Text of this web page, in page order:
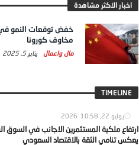
اخبار الاكثر مشاهدة
خفض توقعات النمو
مخاوف كورونا
مال واعمال يناير 5, 2025
TIMELINE
يوليو 22, 2026 10:58
ارتفاع ملكية المستثمرين الاجانب في السوق
يعكس تنامي الثقة بالاقتصاد السعودي